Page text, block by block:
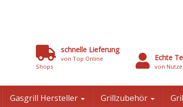
schnelle Lieferung
von Top Online
Shops
Echte
von
Gasgrill Hersteller Grillzubehör